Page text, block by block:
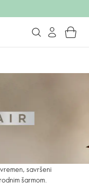
savršeni
šarmom.